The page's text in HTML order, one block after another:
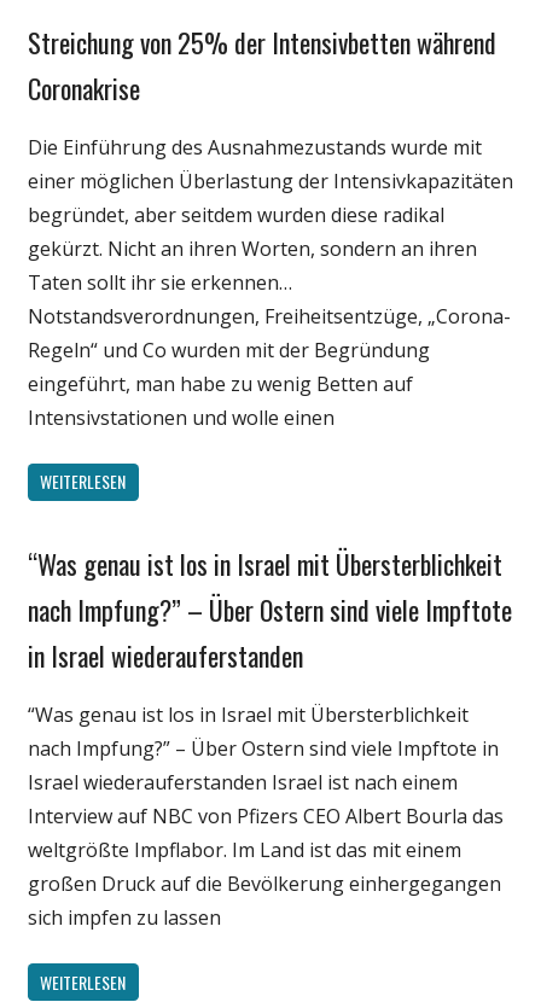
Gesellschaft
Wirtschaft
Wissenschaft
Streichung von 25% der Intensivbetten während
Coronakrise
Die Einführung des Ausnahmezustands wurde mit
einer möglichen Überlastung der Intensivkapazitäten
begründet, aber seitdem wurden diese radikal
gekürzt. Nicht an ihren Worten, sondern an ihren
Taten sollt ihr sie erkennen…
Notstandsverordnungen, Freiheitsentzüge, „Corona-
Regeln“ und Co wurden mit der Begründung
eingeführt, man habe zu wenig Betten auf
Intensivstationen und wolle einen
WEITERLESEN
Gesellschaft
Medien
Wirtschaft
Wissenschaft
“Was genau ist los in Israel mit Übersterblichkeit
nach Impfung?” – Über Ostern sind viele Impftote
in Israel wiederauferstanden
“Was genau ist los in Israel mit Übersterblichkeit
nach Impfung?” – Über Ostern sind viele Impftote in
Israel wiederauferstanden Israel ist nach einem
Interview auf NBC von Pfizers CEO Albert Bourla das
weltgrößte Impflabor. Im Land ist das mit einem
großen Druck auf die Bevölkerung einhergegangen
sich impfen zu lassen
WEITERLESEN